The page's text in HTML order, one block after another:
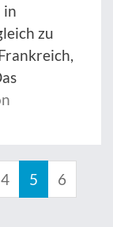
in
zu
4 5 6